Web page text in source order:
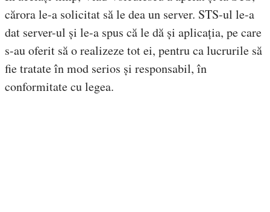
cărora le-a solicitat să le dea un server. STS-ul le-a
dat server-ul și le-a spus că le dă și aplicația, pe care
s-au oferit să o realizeze tot ei, pentru ca lucrurile să
fie tratate în mod serios și responsabil, în
conformitate cu legea.